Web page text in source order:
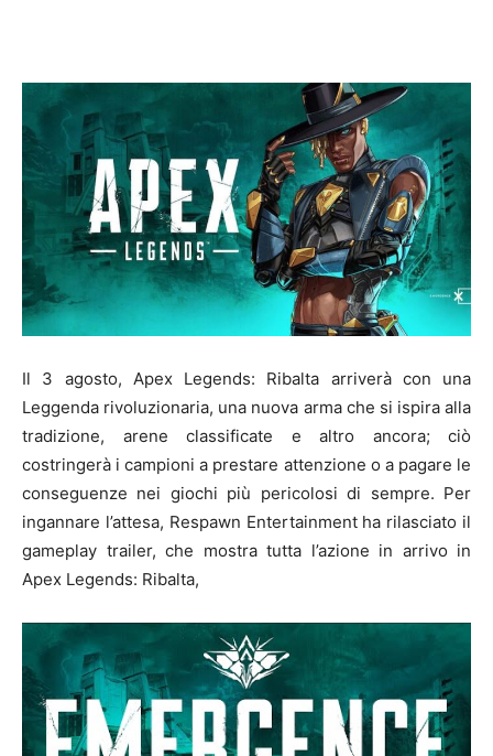
Il 3 agosto, Apex Legends: Ribalta arriverà con una
Leggenda rivoluzionaria, una nuova arma che si ispira alla
tradizione, arene classificate e altro ancora; ciò
costringerà i campioni a prestare attenzione o a pagare le
conseguenze nei giochi più pericolosi di sempre. Per
ingannare l’attesa, Respawn Entertainment ha rilasciato il
gameplay trailer, che mostra tutta l’azione in arrivo in
Apex Legends: Ribalta,